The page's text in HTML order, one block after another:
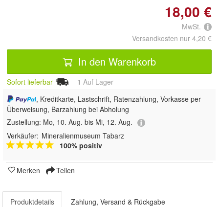
18,00 €
MwSt.
Versandkosten nur 4,20 €
In den Warenkorb
Sofort lieferbar 1 Auf Lager
, Kreditkarte, Lastschrift, Ratenzahlung, Vorkasse per
Überweisung, Barzahlung bei Abholung
Zustellung: Mo, 10. Aug. bis Mi, 12. Aug.
Verkäufer: Mineralienmuseum Tabarz
100% positiv
Merken Teilen
Produktdetails Zahlung, Versand & Rückgabe